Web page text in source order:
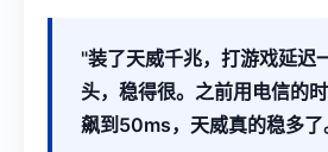
"装了天威千兆，打游戏延迟
头，稳得很。之前用电信的
飙到50ms，天威真的稳多了